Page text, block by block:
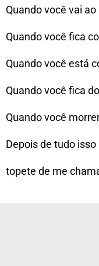
Quando você vai
Quando você fica
Quando você está
Quando você fica
Quando você
Depois de tudo
topete de me